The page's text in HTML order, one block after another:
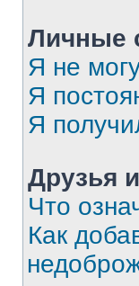
Личные
Я не
Я
Я
Друзья
Что
Как